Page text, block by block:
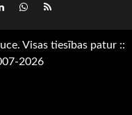
whatsapp
RSS
Visas tiesības patur ::
2026